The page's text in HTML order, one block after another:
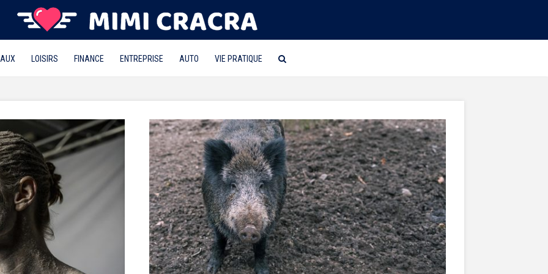
LOISIRS FINANCE ENTREPRISE AUTO VIE PRATIQUE